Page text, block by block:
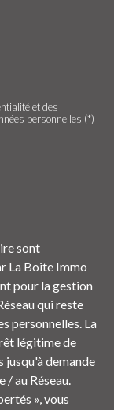
et des
personnelles (*)
sont
La Boite Immo
pour la gestion
qui reste
personnelles. La
légitime de
jusqu'à demande
/ au Réseau.
», vous